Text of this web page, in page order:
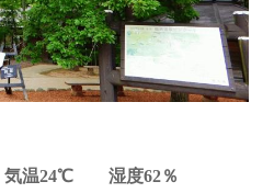
温24℃ 湿度62％